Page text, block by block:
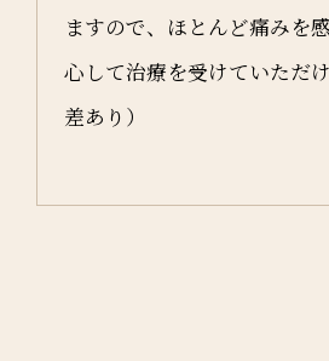
ますので、ほとんど痛みを
心して治療を受けていただ
差あり）